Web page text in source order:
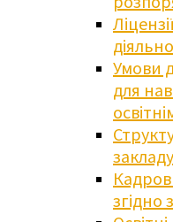
Умови
для
згідно